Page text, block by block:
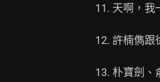
11. 天啊，我
12. 許楠儁跟
13. 朴寶劍、